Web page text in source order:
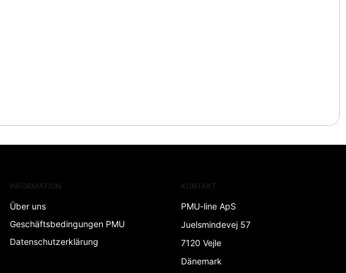
INFORMATION
Über uns
Geschäftsbedingungen PMU
Datenschutzerklärung
KONTAKT
PMU-line ApS
Juelsmindevej 57
7120 Vejle
Dänemark